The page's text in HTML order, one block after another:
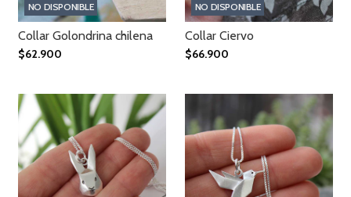
NO DISPONIBLE
Collar Golondrina chilena
$62.900
NO DISPONIBLE
Collar Ciervo
$66.900